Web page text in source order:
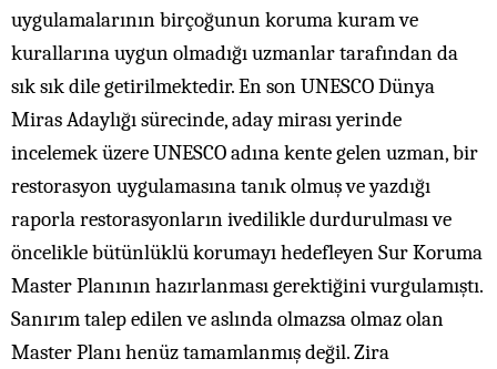
uygulamalarının birçoğunun koruma kuram ve
kurallarına uygun olmadığı uzmanlar tarafından da
sık sık dile getirilmektedir. En son UNESCO Dünya
Miras Adaylığı sürecinde, aday mirası yerinde
incelemek üzere UNESCO adına kente gelen uzman, bir
restorasyon uygulamasına tanık olmuş ve yazdığı
raporla restorasyonların ivedilikle durdurulması ve
öncelikle bütünlüklü korumayı hedefleyen Sur Koruma
Master Planının hazırlanması gerektiğini vurgulamıştı.
Sanırım talep edilen ve aslında olmazsa olmaz olan
Master Planı henüz tamamlanmış değil. Zira